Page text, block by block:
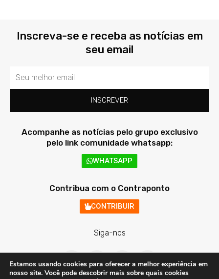
Inscreva-se e receba as notícias em
seu email
Email
INSCREVER
Acompanhe as notícias pelo grupo exclusivo
pelo link comunidade whatsapp:
WHATSAPP
Contribua com o Contraponto
CONTRIBUIR
Siga-nos
F
a
c
T
w
i
I
n
s
Y
o
u
Estamos usando cookies para oferecer a melhor experiência em
nosso site. Você pode descobrir mais sobre quais cookies